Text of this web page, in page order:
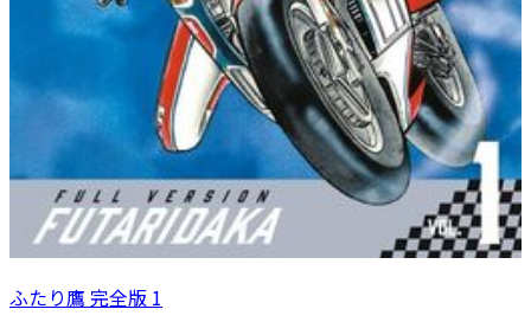
ふたり鷹 完全版 1